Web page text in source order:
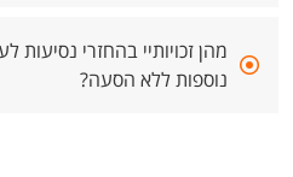
מהן זכויותיי בהחזרי
נוספות ללא הסעה?